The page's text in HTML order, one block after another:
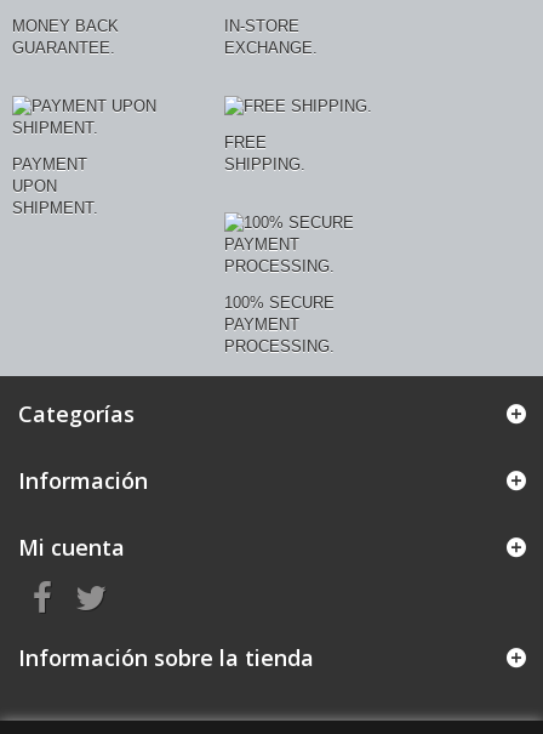
MONEY BACK
GUARANTEE.
IN-STORE
EXCHANGE.
PAYMENT
UPON
SHIPMENT.
FREE
SHIPPING.
100% SECURE
PAYMENT
PROCESSING.
Categorías
Información
Mi cuenta
Información sobre la tienda